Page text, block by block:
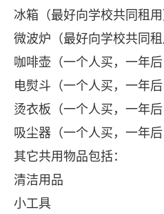
冰箱（最好向学校共同租用
微波炉（最好向学校共同租
咖啡壶（一个人买，一年后
电熨斗（一个人买，一年后
烫衣板（一个人买，一年后
吸尘器（一个人买，一年后
其它共用物品包括：
清洁用品
小工具